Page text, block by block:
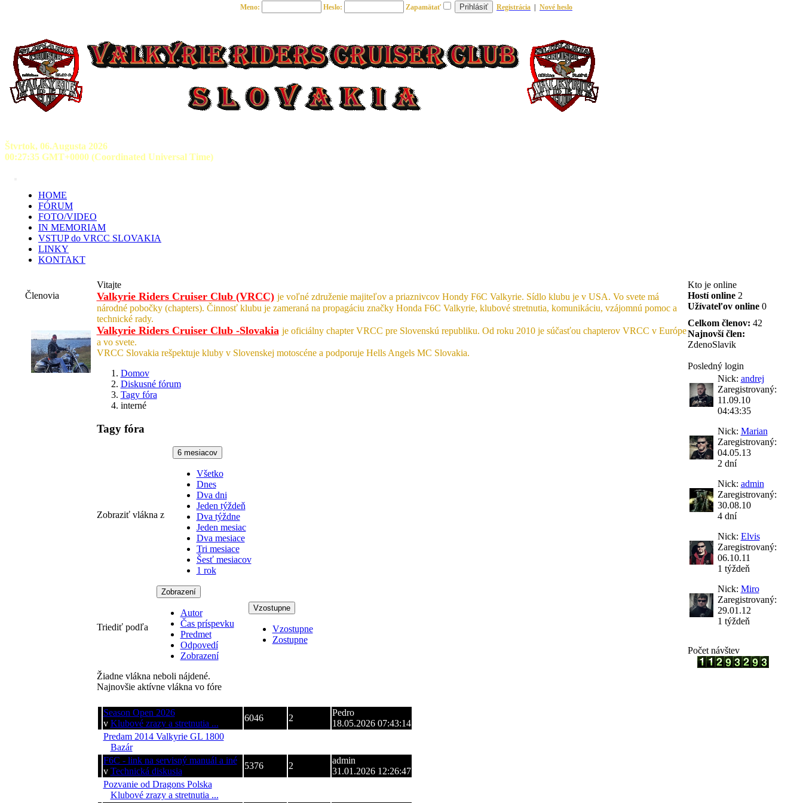
Meno: Heslo: Zapamätať Registrácia Nové heslo
Štvrtok, 06.Augusta 2026
00:27:35 GMT+0000 (Coordinated Universal Time)
HOME
FÓRUM
FOTO/VIDEO
IN MEMORIAM
VSTUP do VRCC SLOVAKIA
LINKY
KONTAKT
Členovia
Vitajte
Valkyrie Riders Cruiser Club (VRCC) je voľné združenie majiteľov a priaznivcov Hondy F6C Valkyrie. Sídlo klubu je v USA. Vo svete má
národné pobočky (chapters). Činnosť klubu je zameraná na propagáciu značky Honda F6C Valkyrie, klubové stretnutia, komunikáciu, vzájomnú pomoc a
technické rady.
Valkyrie Riders Cruiser Club -Slovakia je oficiálny chapter VRCC pre Slovenskú republiku. Od roku 2010 je súčasťou chapterov VRCC v Európe
a vo svete.
VRCC Slovakia rešpektuje kluby v Slovenskej motoscéne a podporuje Hells Angels MC Slovakia.
Domov
Diskusné fórum
Tagy fóra
interné
Tagy fóra
Zobraziť vlákna z
6 mesiacov
Všetko
Dnes
Dva dni
Jeden týždeň
Dva týždne
Jeden mesiac
Dva mesiace
Tri mesiace
Šesť mesiacov
1 rok
Triediť podľa
Zobrazení
Autor
Čas príspevku
Predmet
Odpovedí
Zobrazení
Vzostupne
Vzostupne
Zostupne
Žiadne vlákna neboli nájdené.
Najnovšie aktívne vlákna vo fóre
Season Open 2026
v Klubové zrazy a stretnutia ...
6046 2
Pedro
18.05.2026 07:43:14
Predam 2014 Valkyrie GL 1800
Bazár
F6C - link na servisný manuál a iné
v Technická diskusia
5376 2
admin
31.01.2026 12:26:47
Pozvanie od Dragons Polska
Klubové zrazy a stretnutia ...
Kto je online
Hostí online2
Užívateľov online0
Celkom členov: 42
Najnovší člen:
ZdenoSlavik
Posledný login
Nick: andrej
Zaregistrovaný:
11.09.10
04:43:35
Nick: Marian
Zaregistrovaný:
04.05.13
2 dní
Nick: admin
Zaregistrovaný:
30.08.10
4 dní
Nick: Elvis
Zaregistrovaný:
06.10.11
1 týždeň
Nick: Miro
Zaregistrovaný:
29.01.12
1 týždeň
Počet návštev